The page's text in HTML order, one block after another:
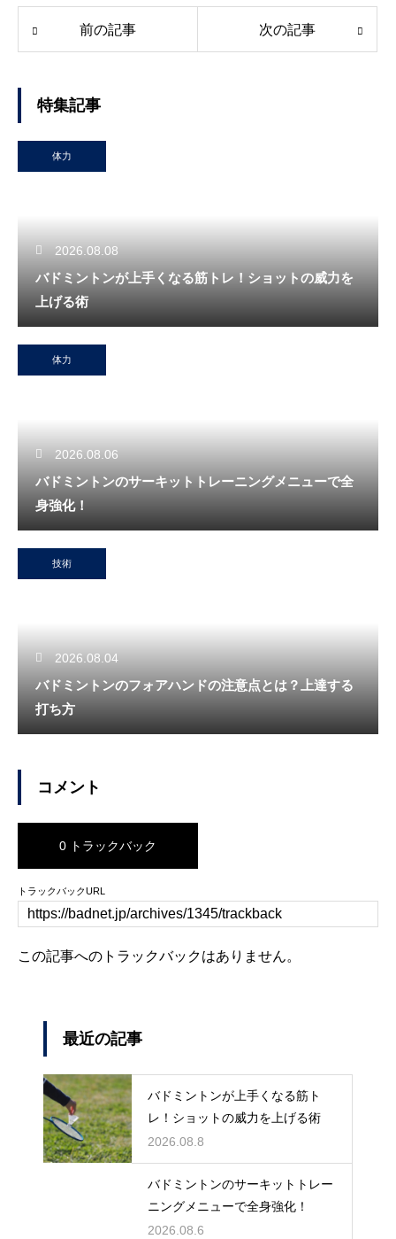
前の記事 次の記事
特集記事
体力
2026.08.08
バドミントンが上手くなる筋トレ！ショットの威力を
上げる術
体力
2026.08.06
バドミントンのサーキットトレーニングメニューで全
身強化！
技術
2026.08.04
バドミントンのフォアハンドの注意点とは？上達する
打ち方
コメント
0 トラックバック
トラックバックURL
この記事へのトラックバックはありません。
最近の記事
バドミントンが上手くなる筋ト
レ！ショットの威力を上げる術
2026.08.8
バドミントンのサーキットトレー
ニングメニューで全身強化！
2026.08.6